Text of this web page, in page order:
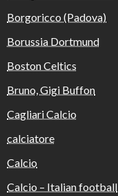
Borgoricco (Padova)
Borussia Dortmund
Boston Celtics
Bruno, Gigi Buffon
Cagliari Calcio
calciatore
Calcio
Calcio – Italian football